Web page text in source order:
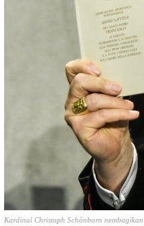
Kardinal Christoph Schönborn